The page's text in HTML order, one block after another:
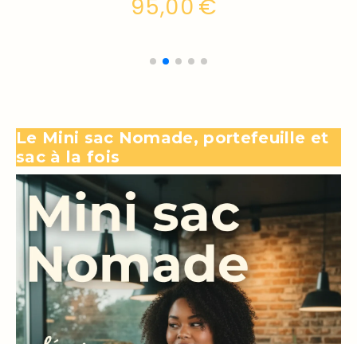
95,00 €
Le Mini sac Nomade, portefeuille et
sac à la fois